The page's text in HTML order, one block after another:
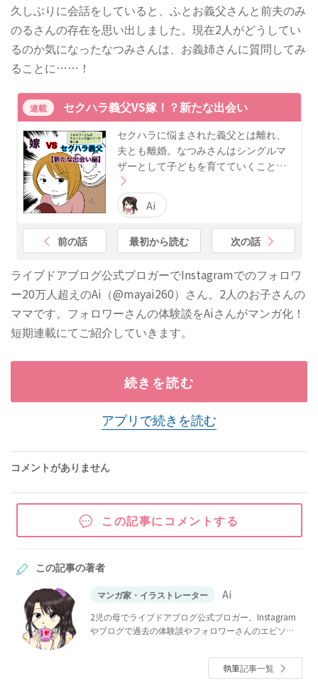
久しぶりに会話をしていると、ふとお義父さんと前夫のみ
のるさんの存在を思い出しました。現在2人がどうしてい
るのか気になったなつみさんは、お義姉さんに質問してみ
ることに……！
連載 セクハラ義父VS嫁！？新たな出会い
セクハラに悩まされた義父とは離れ、
夫とも離婚。なつみさんはシングルマ
ザーとして子どもを育てていくこと…
Ai
前の話 最初から読む 次の話
ライブドアブログ公式ブロガーでInstagramでのフォロワ
ー20万人超えのAi（@mayai260）さん。2人のお子さんの
ママです。フォロワーさんの体験談をAiさんがマンガ化！
短期連載にてご紹介していきます。
続きを読む
アプリで続きを読む
コメントがありません
この記事にコメントする
この記事の著者
マンガ家・イラストレーター Ai
2児の母でライブドアブログ公式ブロガー。Instagram
やブログで過去の体験談やフォロワーさんのエピソー
執筆記事一覧